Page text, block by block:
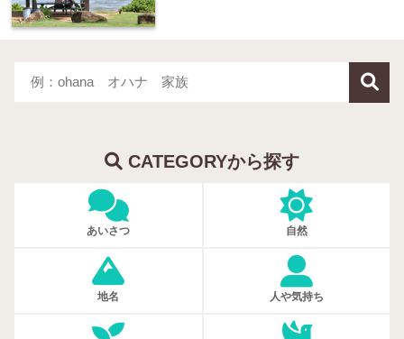
CATEGORYから探す
あいさつ 自然
地名 人や気持ち